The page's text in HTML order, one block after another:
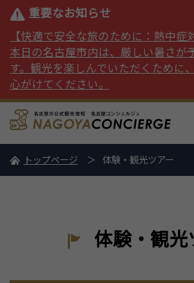
重要なお知らせ
【快適で安全な旅のために：熱中症
本日の名古屋市内は、厳しい暑さが
す。観光を楽しんでいただくために
心がけてください。
トップページ 体験・観光ツアー
体験・観光